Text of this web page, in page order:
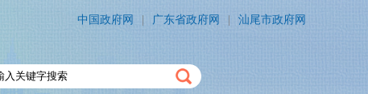
汕尾市政府网
广东省政府网
中国政府网